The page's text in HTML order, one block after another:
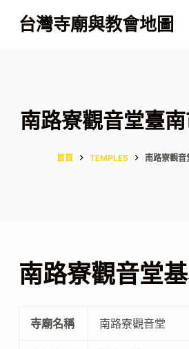
跳
至
台灣寺廟與教會地圖
南路寮觀音堂臺
首頁 TEMPLES 南路寮觀音
南路寮觀音堂
寺廟名稱 南路寮觀音堂